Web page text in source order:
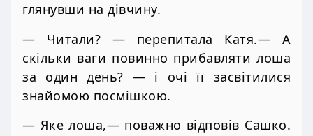
глянувши на дівчину.
— Читали? — перепитала Катя.— А
скільки ваги повинно прибавляти лоша
за один день? — і очі її засвітилися
знайомою посмішкою.
— Яке лоша,— поважно відповів Сашко.